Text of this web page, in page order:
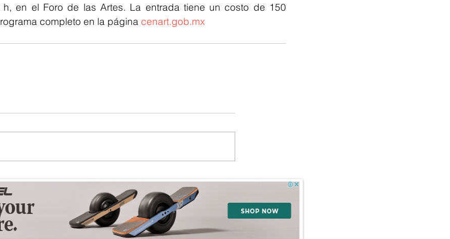
en el Foro de las Artes. La entrada tiene un costo de 150
completo en la página cenart.gob.mx